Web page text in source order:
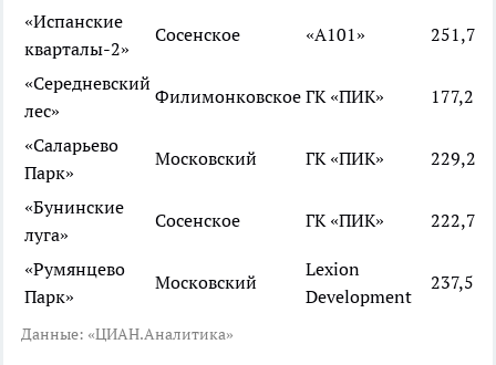
«Испанские
кварталы-2»
Сосенское «А101» 251,7
«Середневский
лес»
Филимонковское ГК «ПИК» 177,2
«Саларьево
Парк»
Московский ГК «ПИК» 229,2
«Бунинские
луга»
Сосенское ГК «ПИК» 222,7
«Румянцево
Парк»
Московский
Lexion
Development
237,5
Данные: «ЦИАН.Аналитика»